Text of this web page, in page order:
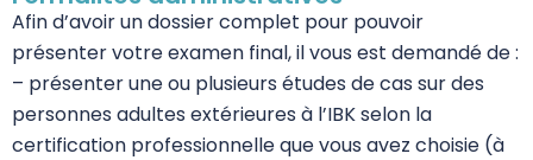
Afin d’avoir un dossier complet pour pouvoir
présenter votre examen final, il vous est demandé de :
– présenter une ou plusieurs études de cas sur des
personnes adultes extérieures à l’IBK selon la
certification professionnelle que vous avez choisie (à